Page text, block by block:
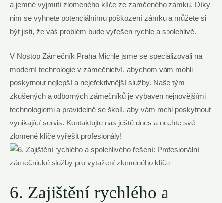
a jemné vyjmutí zlomeného klíče ze zamčeného zámku.‌ Díky
nim se vyhnete potenciálnímu poškození zámku a ​můžete si
být jisti, že váš⁢ problém⁤ bude ⁢vyřešen​ rychle a spolehlivě.
V Nostop Zámečník​ Praha Michle jsme se specializovali na
moderní technologie v ​zámečnictví, abychom​ vám mohli
‍poskytnout nejlepší a nejefektivnější služby. Naše tým
‌zkušených a odborných ⁢zámečníků je vybaven nejnovějšími‌
technologiemi a pravidelně se školí,⁤ aby⁢ vám‍ mohl ‍poskytnout
‍vynikající servis. Kontaktujte nás ještě dnes a nechte své
⁣zlomené ⁣klíče vyřešit profesionály!
6. Zajištění rychlého a